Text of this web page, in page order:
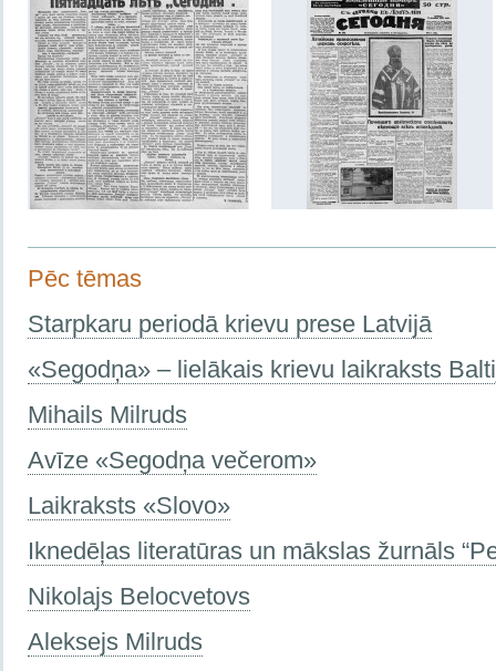
Pēc tēmas
Starpkaru periodā krievu prese Latvijā
«Segodņa» – lielākais krievu laikraksts
Mihails Milruds
Avīze «Segodņa večerom»
Laikraksts «Slovo»
Iknedēļas literatūras un mākslas žurnāls
Nikolajs Belocvetovs
Aleksejs Milruds